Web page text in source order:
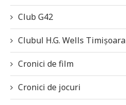
Club G42
Clubul H.G. Wells Timișoara
Cronici de film
Cronici de jocuri